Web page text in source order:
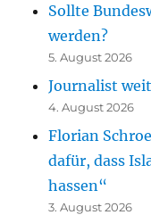
Sollte
werden?
5. August 2026
Journalist
4. August 2026
Florian
dafür, dass
hassen“
3. August 2026